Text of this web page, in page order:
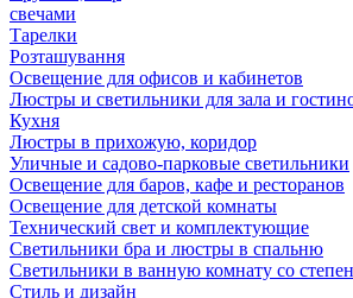
свечами
Тарелки
Розташування
Освещение для офисов и кабинетов
Люстры и светильники для зала и
Кухня
Люстры в прихожую, коридор
Уличные и садово-парковые светильники
Освещение для баров, кафе и ресторанов
Освещение для детской комнаты
Технический свет и комплектующие
Светильники бра и люстры в спальню
Светильники в ванную комнату со
Стиль и дизайн